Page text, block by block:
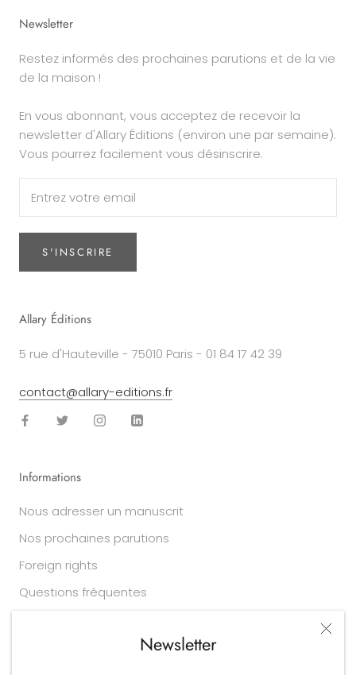
Newsletter
Newsletter
Restez informés des prochaines parutions et de la vie
de la maison !
En vous abonnant, vous acceptez de recevoir la
newsletter d'Allary Éditions (environ une par semaine).
Vous pourrez facilement vous désinscrire.
S'INSCRIRE
Allary Éditions
5 rue d'Hauteville - 75010 Paris - 01 84 17 42 39
contact@allary-editions.fr
Informations
Nous adresser un manuscrit
Nos prochaines parutions
Foreign rights
Questions fréquentes